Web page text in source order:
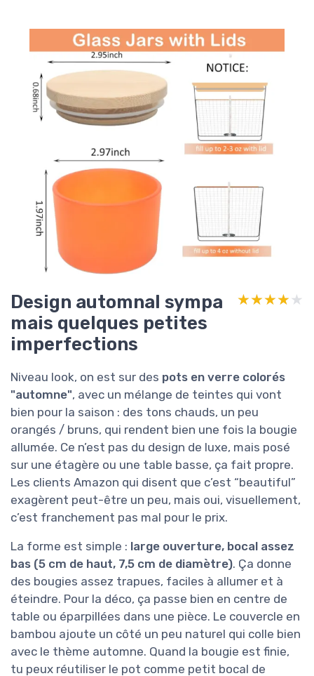
Design automnal sympa
mais quelques petites
imperfections
★★★★★
★★★★★
Niveau look, on est sur des pots en verre colorés
"automne", avec un mélange de teintes qui vont
bien pour la saison : des tons chauds, un peu
orangés / bruns, qui rendent bien une fois la bougie
allumée. Ce n’est pas du design de luxe, mais posé
sur une étagère ou une table basse, ça fait propre.
Les clients Amazon qui disent que c’est “beautiful”
exagèrent peut-être un peu, mais oui, visuellement,
c’est franchement pas mal pour le prix.
La forme est simple : large ouverture, bocal assez
bas (5 cm de haut, 7,5 cm de diamètre). Ça donne
des bougies assez trapues, faciles à allumer et à
éteindre. Pour la déco, ça passe bien en centre de
table ou éparpillées dans une pièce. Le couvercle en
bambou ajoute un côté un peu naturel qui colle bien
avec le thème automne. Quand la bougie est finie,
tu peux réutiliser le pot comme petit bocal de